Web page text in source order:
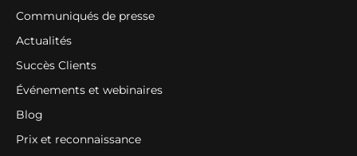
Communiqués de presse
Actualités
Succès Clients
Événements et webinaires
Blog
Prix et reconnaissance